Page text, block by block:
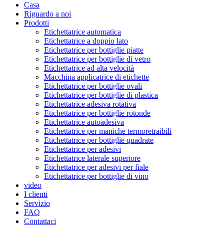
Casa
Riguardo a noi
Prodotti
Etichettatrice automatica
Etichettatrice a doppio lato
Etichettatrice per bottiglie piatte
Etichettatrice per bottiglie di vetro
Etichettatrice ad alta velocità
Macchina applicatrice di etichette
Etichettatrice per bottiglie ovali
Etichettatrice per bottiglie di plastica
Etichettatrice adesiva rotativa
Etichettatrice per bottiglie rotonde
Etichettatrice autoadesiva
Etichettatrice per maniche termoretraibili
Etichettatrice per bottiglie quadrate
Etichettatrice per adesivi
Etichettatrice laterale superiore
Etichettatrice per adesivi per fiale
Etichettatrice per bottiglie di vino
video
I clienti
Servizio
FAQ
Contattaci